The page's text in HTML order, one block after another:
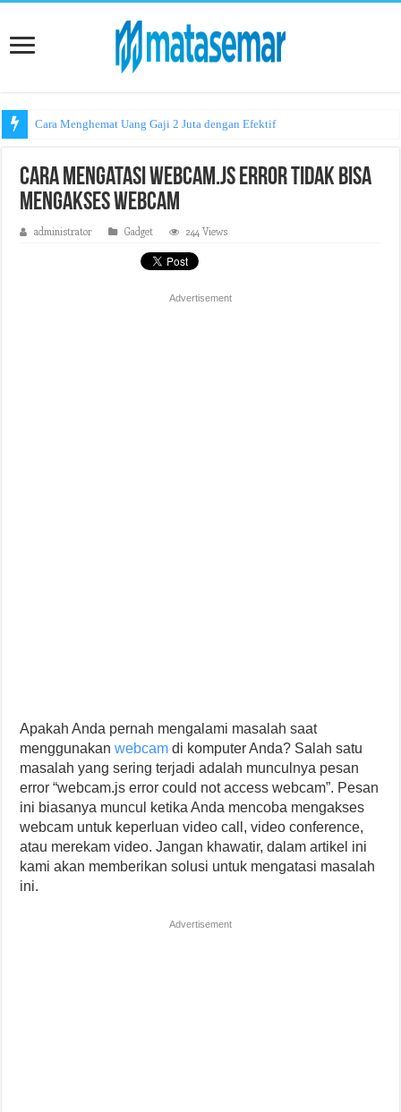
Cara Menghemat Uang Gaji 2 Juta dengan Efektif
Cara Mengatasi Webcam.js Error Tidak Bisa
Mengakses Webcam
administrator Gadget 244 Views
Advertisement
Apakah Anda pernah mengalami masalah saat
menggunakanwebcam di komputer Anda? Salah satu
masalah yang sering terjadi adalah munculnya pesan
error “webcam.js error could not access webcam”. Pesan
ini biasanya muncul ketika Anda mencoba mengakses
webcam untuk keperluan video call, video conference,
atau merekam video. Jangan khawatir, dalam artikel ini
kami akan memberikan solusi untuk mengatasi masalah
ini.
Advertisement